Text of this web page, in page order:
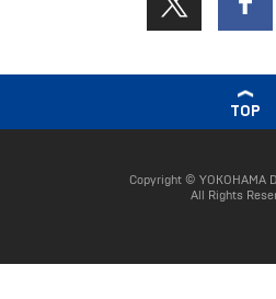
TOP
Copyright © YOKOHAMA
All Rights